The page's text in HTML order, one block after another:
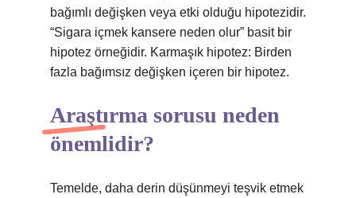
bağımlı değişken veya etki olduğu hipotezidir.
“Sigara içmek kansere neden olur” basit bir
hipotez örneğidir. Karmaşık hipotez: Birden
fazla bağımsız değişken içeren bir hipotez.
Araştırma sorusu neden
önemlidir?
Temelde, daha derin düşünmeyi teşvik etmek